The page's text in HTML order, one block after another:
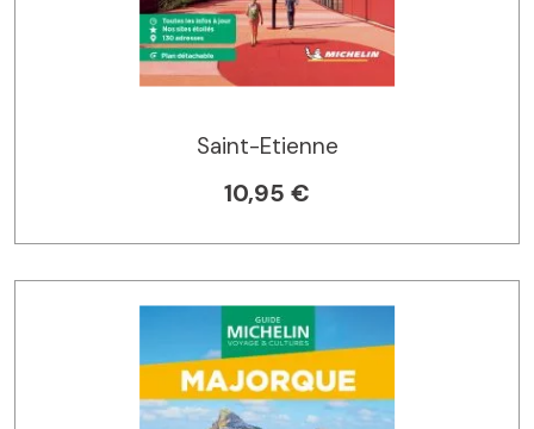
Saint-Etienne
10,95 €